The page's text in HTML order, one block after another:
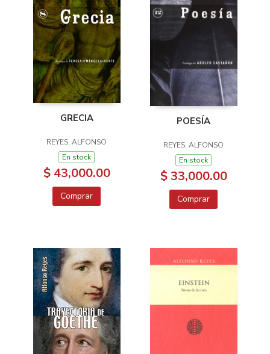
GRECIA
REYES, ALFONSO
En stock
$ 43,000.00
Comprar
POESÍA
REYES, ALFONSO
En stock
$ 33,000.00
Comprar